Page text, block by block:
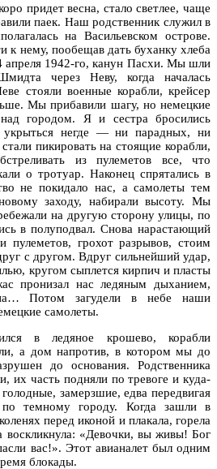
придет весна, стало светлее, чаще
паек. Наш родственник служил в
на Васильевском острове.
к нему, пообещав дать буханку хлеба
апреля 1942-го, канун Пасхи. Мы шли
через Неву, когда началась
стояли военные корабли, крейсер
Мы прибавили шагу, но немецкие
городом. Я и сестра бросились
негде — ни парадных, ни
пикировать на стоящие корабли,
из пулеметов все, что
о тротуар. Наконец спрятались в
не покидало нас, а самолеты тем
заходу, набирали высоту. Мы
на другую сторону улицы, по
в полуподвал. Снова нарастающий
пулеметов, грохот разрывов, стоим
с другом. Вдруг сильнейший удар,
кругом сыплется кирпич и пласты
пронизал нас ледяным дыханием,
Потом загудели в небе наши
самолеты.
в ледяное крошево, корабли
а дом напротив, в котором мы до
до основания. Родственника
их часть подняли по тревоге и куда-
замерзшие, едва передвигая
темному городу. Когда зашли в
перед иконой и плакала, горела
воскликнула: «Девочки, вы живы! Бог
вас!». Этот авианалет был одним
блокады.